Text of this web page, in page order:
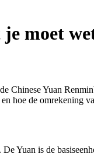
moet
Chinese Yuan
hoe de omrekening
Yuan is de